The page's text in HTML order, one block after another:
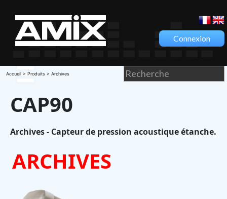
Connexion
Accueil > Produits > Archives
CAP90
Archives - Capteur de pression acoustique étanche.
ARCHIVES